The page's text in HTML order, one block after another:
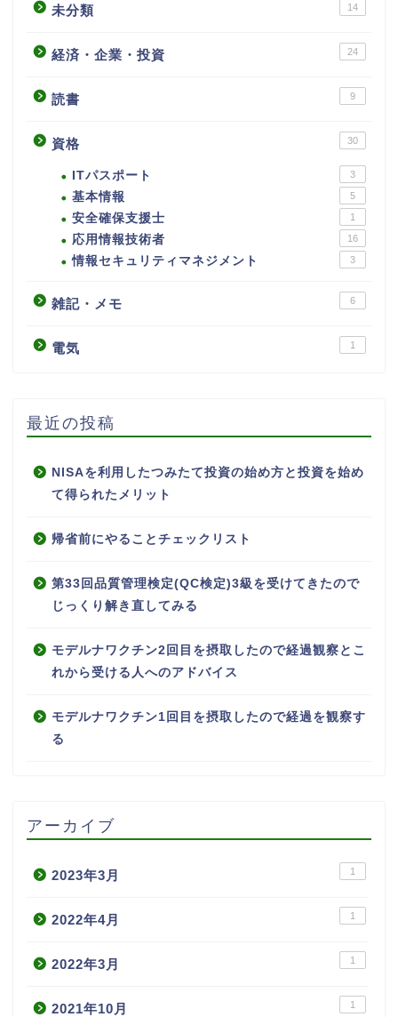
未分類 14
経済・企業・投資 24
読書 9
資格 30
ITパスポート 3
基本情報 5
安全確保支援士 1
応用情報技術者 16
情報セキュリティマネジメント 3
雑記・メモ 6
電気 1
最近の投稿
NISAを利用したつみたて投資の始め方と投資を始め
て得られたメリット
帰省前にやることチェックリスト
第33回品質管理検定(QC検定)3級を受けてきたので
じっくり解き直してみる
モデルナワクチン2回目を摂取したので経過観察とこ
れから受ける人へのアドバイス
モデルナワクチン1回目を摂取したので経過を観察す
る
アーカイブ
2023年3月 1
2022年4月 1
2022年3月 1
2021年10月 1